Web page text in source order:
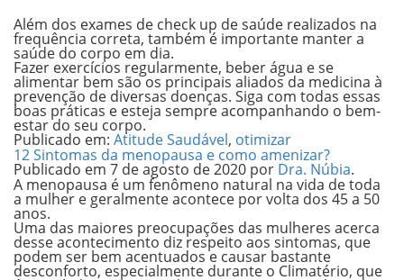
Além dos exames de check up de saúde realizados na
frequência correta, também é importante manter a
saúde do corpo em dia.
Fazer exercícios regularmente, beber água e se
alimentar bem são os principais aliados da medicina à
prevenção de diversas doenças. Siga com todas essas
boas práticas e esteja sempre acompanhando o bem-
estar do seu corpo.
Publicado em: Atitude Saudável, otimizar
12 Sintomas da menopausa e como amenizar?
Publicado em 7 de agosto de 2020 por Dra. Núbia.
A menopausa é um fenômeno natural na vida de toda
a mulher e geralmente acontece por volta dos 45 a 50
anos.
Uma das maiores preocupações das mulheres acerca
desse acontecimento diz respeito aos sintomas, que
podem ser bem acentuados e causar bastante
desconforto, especialmente durante o Climatério, que